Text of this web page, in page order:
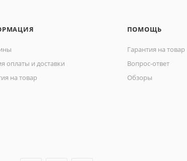
оплаты и доставки
на товар
ПОМОЩЬ
Гарантия на товар
Вопрос-ответ
Обзоры